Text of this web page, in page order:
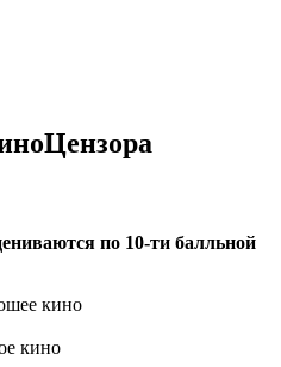
по 10-ти балльной
кино
кино